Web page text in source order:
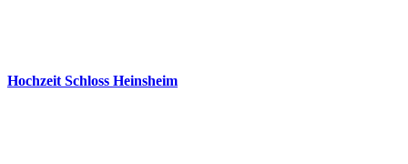
Hochzeit Schloss Heinsheim